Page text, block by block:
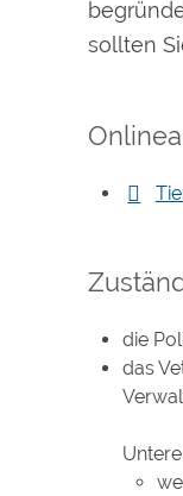
sollten
die
das